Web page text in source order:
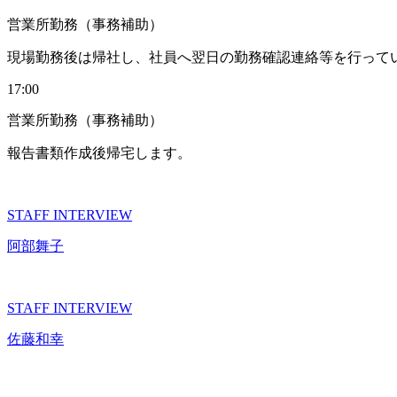
営業所勤務（事務補助）
現場勤務後は帰社し、社員へ翌日の勤務確認連絡等を行って
17:00
営業所勤務（事務補助）
報告書類作成後帰宅します。
STAFF INTERVIEW
阿部舞子
STAFF INTERVIEW
佐藤和幸